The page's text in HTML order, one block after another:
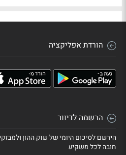
הורדת אפליקציה
הרשמה לדיוור
הירשם לסיכום היומי של שוק ההון
חובה לכל משקיע